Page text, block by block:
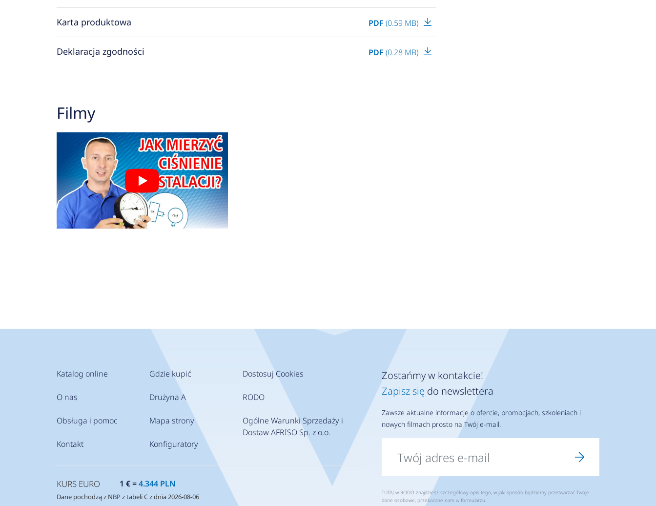
Karta produktowa PDF (0.59 MB)
Deklaracja zgodności PDF (0.28 MB)
Filmy
Katalog online
O nas
Obsługa i pomoc
Kontakt
Gdzie kupić
Drużyna A
Mapa strony
Konfiguratory
Dostosuj Cookies
RODO
Ogólne Warunki Sprzedaży i
Dostaw AFRISO Sp. z o.o.
Zostańmy w kontakcie!
Zapisz się do newslettera
Zawsze aktualne informacje o ofercie, promocjach, szkoleniach i
nowych filmach prosto na Twój e-mail.
TUTAJ w RODO znajdziesz szczegółowy opis tego, w jaki sposób będziemy przetwarzać Twoje
dane osobowe, przekazane nam w formularzu.
KURS EURO 1 € =4.344 PLN
Dane pochodzą z NBP z tabeli C z dnia 2026-08-06